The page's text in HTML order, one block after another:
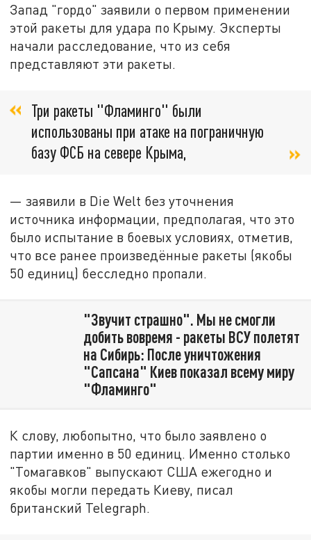
Запад "гордо" заявили о первом применении
этой ракеты для удара по Крыму. Эксперты
начали расследование, что из себя
представляют эти ракеты.
Три ракеты "Фламинго" были
использованы при атаке на пограничную
базу ФСБ на севере Крыма,
— заявили в Die Welt без уточнения
источника информации, предполагая, что это
было испытание в боевых условиях, отметив,
что все ранее произведённые ракеты (якобы
50 единиц) бесследно пропали.
"Звучит страшно". Мы не смогли
добить вовремя - ракеты ВСУ полетят
на Сибирь: После уничтожения
"Сапсана" Киев показал всему миру
"Фламинго"
К слову, любопытно, что было заявлено о
партии именно в 50 единиц. Именно столько
"Томагавков" выпускают США ежегодно и
якобы могли передать Киеву, писал
британский Telegraph.